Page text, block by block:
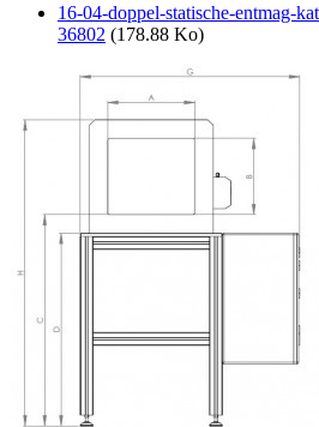
16-04-doppel-statische-entmag-
36802 (178.88 Ko)